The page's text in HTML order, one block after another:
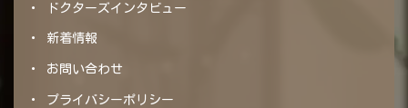
ドクターズインタビュー
新着情報
お問い合わせ
プライバシーポリシー